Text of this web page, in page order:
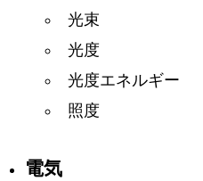
光束
光度
光度エネルギー
照度
電気